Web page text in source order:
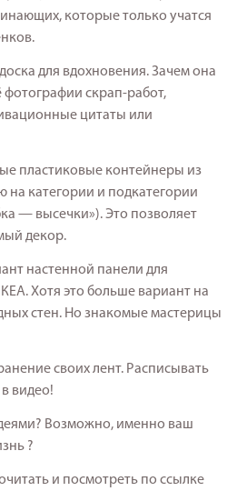
которые только учатся
для вдохновения. Зачем она
скрап-работ,
цитаты или
пластиковые контейнеры из
на категории и подкатегории
— высечки»). Это позволяет
декор.
настенной панели для
Хотя это больше вариант на
стен. Но знакомые мастерицы
своих лент. Расписывать
видео!
Возможно, именно ваш
?
и посмотреть по ссылке